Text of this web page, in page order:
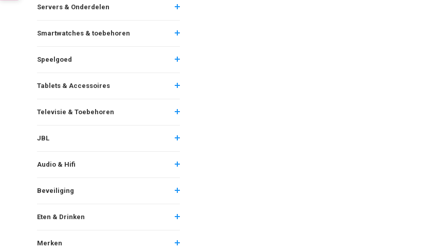
Servers & Onderdelen
Smartwatches & toebehoren
Speelgoed
Tablets & Accessoires
Televisie & Toebehoren
JBL
Audio & Hifi
Beveiliging
Eten & Drinken
Merken